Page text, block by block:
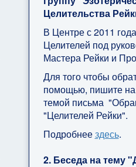
Целительства
В Центре с 2011
Целителей под
Мастера Рейки и
Для того чтобы
помощью, пишите на
темой письма
"Целителей Рейки".
Подробнеездесь.
2. Беседа на тему